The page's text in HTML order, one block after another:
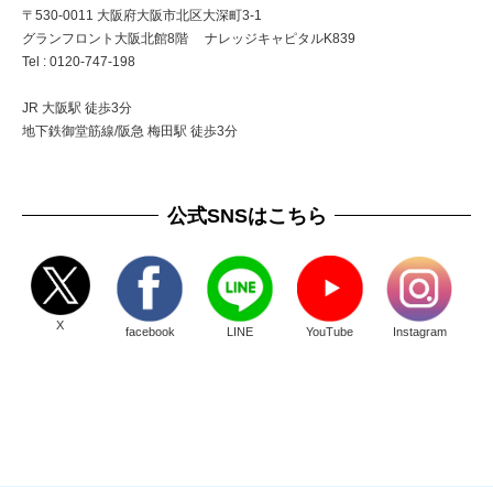
〒530-0011 大阪府大阪市北区大深町3-1
グランフロント大阪北館8階 ナレッジキャピタルK839
Tel : 0120-747-198
JR 大阪駅 徒歩3分
地下鉄御堂筋線/阪急 梅田駅 徒歩3分
公式SNSはこちら
X facebook LINE YouTube Instagram